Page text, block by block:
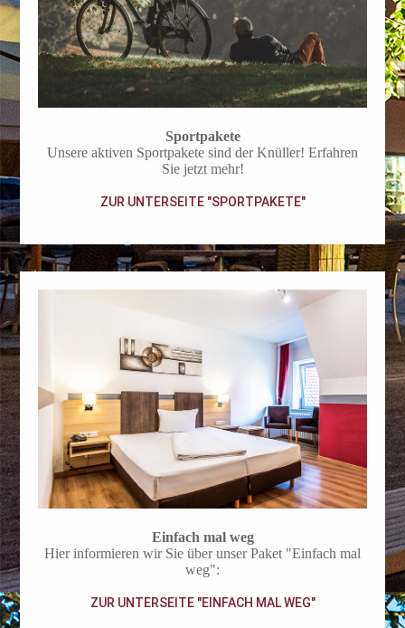
Sportpakete
Unsere aktiven Sportpakete sind der Knüller! Erfahren
Sie jetzt mehr!
ZUR UNTERSEITE "SPORTPAKETE"
Einfach mal weg
Hier informieren wir Sie über unser Paket "Einfach mal
weg":
ZUR UNTERSEITE "EINFACH MAL WEG"